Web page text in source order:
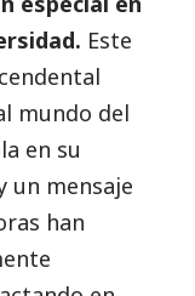
Este
mundo del
en su
un mensaje
han